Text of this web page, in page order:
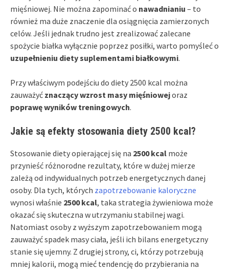
mięśniowej. Nie można zapominać o nawadnianiu – to
również ma duże znaczenie dla osiągnięcia zamierzonych
celów. Jeśli jednak trudno jest zrealizować zalecane
spożycie białka wyłącznie poprzez posiłki, warto pomyśleć o
uzupełnieniu diety suplementami białkowymi.
Przy właściwym podejściu do diety 2500 kcal można
zauważyć znaczący wzrost masy mięśniowejoraz
poprawę wyników treningowych.
Jakie są efekty stosowania diety 2500 kcal?
Stosowanie diety opierającej się na 2500 kcal może
przynieść różnorodne rezultaty, które w dużej mierze
zależą od indywidualnych potrzeb energetycznych danej
osoby. Dla tych, których zapotrzebowanie kaloryczne
wynosi właśnie 2500 kcal, taka strategia żywieniowa może
okazać się skuteczna w utrzymaniu stabilnej wagi.
Natomiast osoby z wyższym zapotrzebowaniem mogą
zauważyć spadek masy ciała, jeśli ich bilans energetyczny
stanie się ujemny. Z drugiej strony, ci, którzy potrzebują
mniej kalorii, mogą mieć tendencję do przybierania na